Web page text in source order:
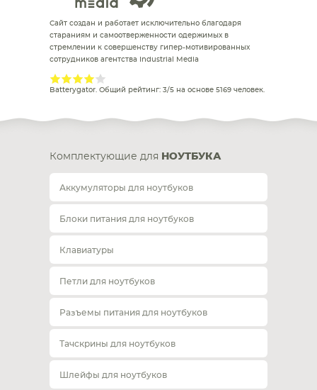
Сайт создан и работает исключительно благодаря
стараниям и самоотверженности одержимых в
стремлении к совершенству гипер-мотивированных
сотрудников агентства Industrial Media
Batterygator. Общий рейтинг: 3/5 на основе 5169 человек.
Комплектующие для НОУТБУКА
Аккумуляторы для ноутбуков
Блоки питания для ноутбуков
Клавиатуры
Петли для ноутбуков
Разъемы питания для ноутбуков
Тачскрины для ноутбуков
Шлейфы для ноутбуков